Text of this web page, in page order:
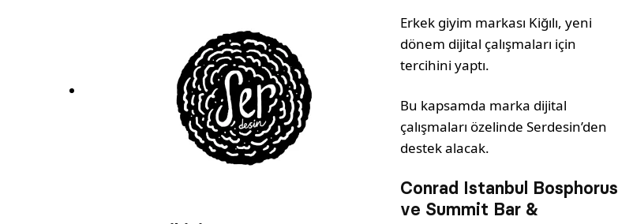
Erkek giyim markası Kiğılı, yeni
dönem dijital çalışmaları için
tercihini yaptı.
Bu kapsamda marka dijital
çalışmaları özelinde Serdesin’den
destek alacak.
Conrad Istanbul Bosphorus
ve Summit Bar &